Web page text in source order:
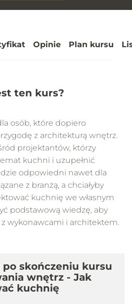
Opinie Plan kursu
ten kurs?
osób, które dopiero
z architekturą wnętrz.
projektantów, którzy
kuchni i uzupełnić
odpowiedni nawet dla
z branżą, a chciałyby
kuchnię we własnym
podstawową wiedzę, aby
wykonawcami i architektem.
skończeniu kursu
wnętrz - Jak
kuchnię